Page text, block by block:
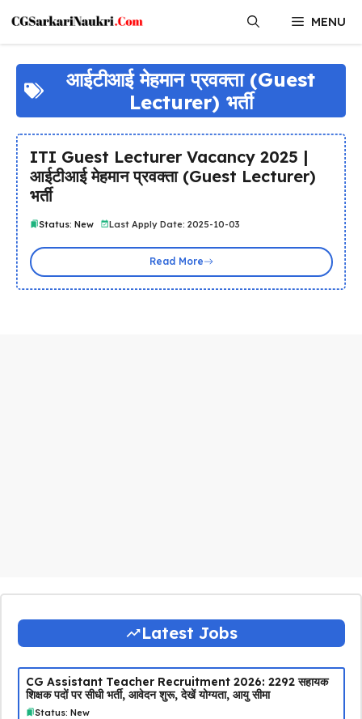
content
MENU
आईटीआई मेहमान प्रवक्ता (Guest
Lecturer) भर्ती
ITI Guest Lecturer Vacancy 2025 |
आईटीआई मेहमान प्रवक्ता (Guest Lecturer)
भर्ती
Status: New Last Apply Date: 2025-10-03
Read More
Latest Jobs
CG Assistant Teacher Recruitment 2026: 2292 सहायक
शिक्षक पदों पर सीधी भर्ती, आवेदन शुरू, देखें योग्यता, आयु सीमा
Status: New